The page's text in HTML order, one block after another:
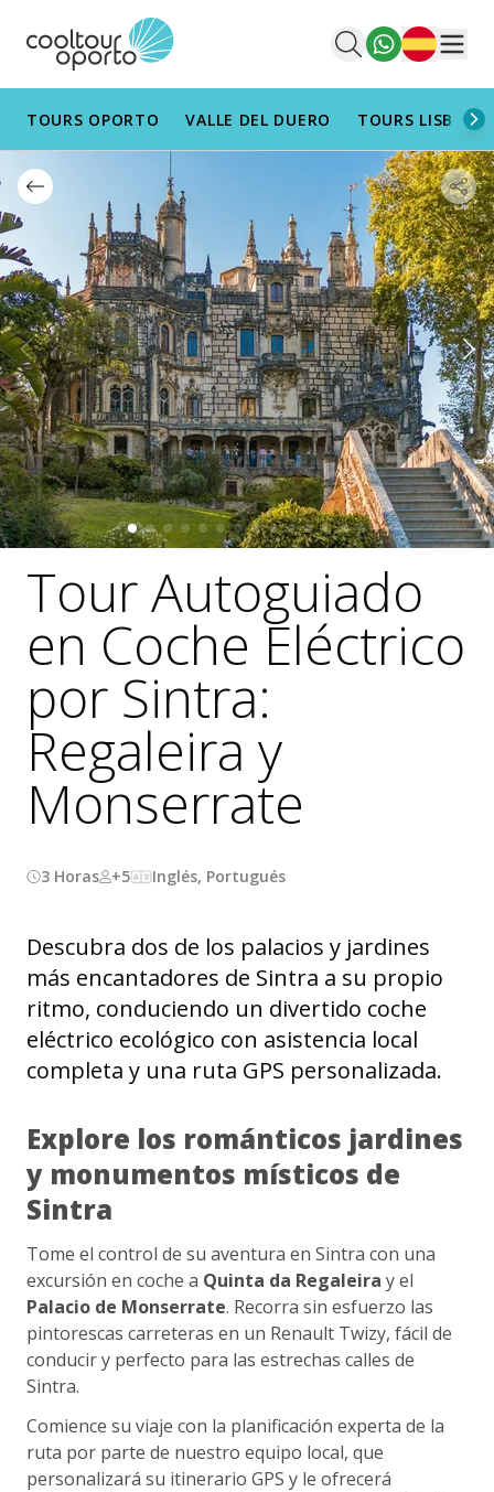
Español
TOURS OPORTO VALLE DEL DUERO TOURS LISBOA
Tour Autoguiado
en Coche Eléctrico
por Sintra:
Regaleira y
Monserrate
3 Horas +5 Inglés, Portugués
Descubra dos de los palacios y jardines
más encantadores de Sintra a su propio
ritmo, conduciendo un divertido coche
eléctrico ecológico con asistencia local
completa y una ruta GPS personalizada.
Explore los románticos jardines
y monumentos místicos de
Sintra
Tome el control de su aventura en Sintra con una
excursión en coche a Quinta da Regaleira y el
Palacio de Monserrate. Recorra sin esfuerzo las
pintorescas carreteras en un Renault Twizy, fácil de
conducir y perfecto para las estrechas calles de
Sintra.
Comience su viaje con la planificación experta de la
ruta por parte de nuestro equipo local, que
personalizará su itinerario GPS y le ofrecerá